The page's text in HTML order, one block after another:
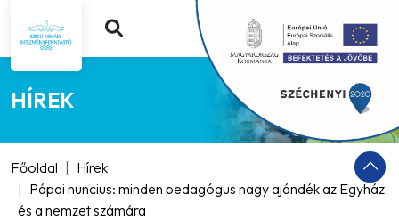
HÍREK
Főoldal
Hírek
Pápai nuncius: minden pedagógus nagy ajándék az Egyház
és a nemzet számára